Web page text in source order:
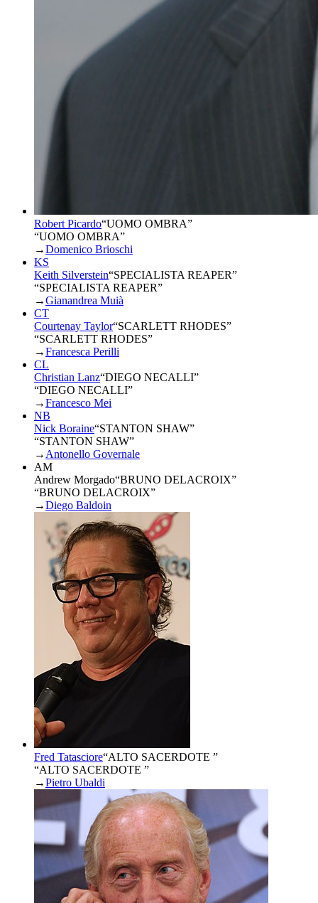
Robert Picardo“UOMO OMBRA”
“UOMO OMBRA”
→Domenico Brioschi
KS
Keith Silverstein“SPECIALISTA REAPER”
“SPECIALISTA REAPER”
→Gianandrea Muià
CT
Courtenay Taylor“SCARLETT RHODES”
“SCARLETT RHODES”
→Francesca Perilli
CL
Christian Lanz“DIEGO NECALLI”
“DIEGO NECALLI”
→Francesco Mei
NB
Nick Boraine“STANTON SHAW”
“STANTON SHAW”
→ Antonello Governale
AM
Andrew Morgado“BRUNO DELACROIX”
“BRUNO DELACROIX”
→Diego Baldoin
Fred Tatasciore“ALTO SACERDOTE ”
“ALTO SACERDOTE ”
→Pietro Ubaldi